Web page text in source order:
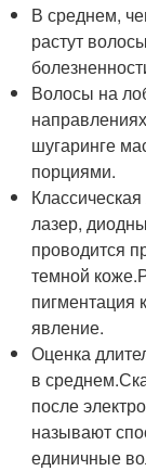
В среднем,
растут
Волосы на
шугаринге
порциями.
лазер,
проводится
темной
пигментация
явление.
Оценка
в
после
называют
единичные